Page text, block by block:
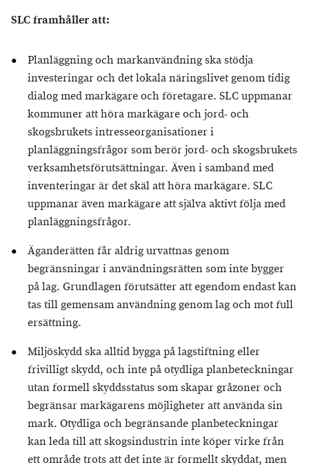
SLC framhåller att:
Planläggning och markanvändning ska stödja
investeringar och det lokala näringslivet genom tidig
dialog med markägare och företagare. SLC uppmanar
kommuner att höra markägare och jord- och
skogsbrukets intresseorganisationer i
planläggningsfrågor som berör jord- och skogsbrukets
verksamhetsförutsättningar. Även i samband med
inventeringar är det skäl att höra markägare. SLC
uppmanar även markägare att själva aktivt följa med
planläggningsfrågor.
Äganderätten får aldrig urvattnas genom
begränsningar i användningsrätten som inte bygger
på lag. Grundlagen förutsätter att egendom endast kan
tas till gemensam användning genom lag och mot full
ersättning.
Miljöskydd ska alltid bygga på lagstiftning eller
frivilligt skydd, och inte på otydliga planbeteckningar
utan formell skyddsstatus som skapar gråzoner och
begränsar markägarens möjligheter att använda sin
mark. Otydliga och begränsande planbeteckningar
kan leda till att skogsindustrin inte köper virke från
ett område trots att det inte är formellt skyddat, men